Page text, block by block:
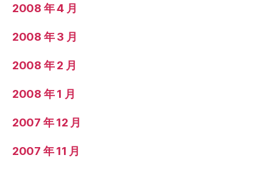
2008 年 4 月
2008 年 3 月
2008 年 2 月
2008 年 1 月
2007 年 12 月
2007 年 11 月